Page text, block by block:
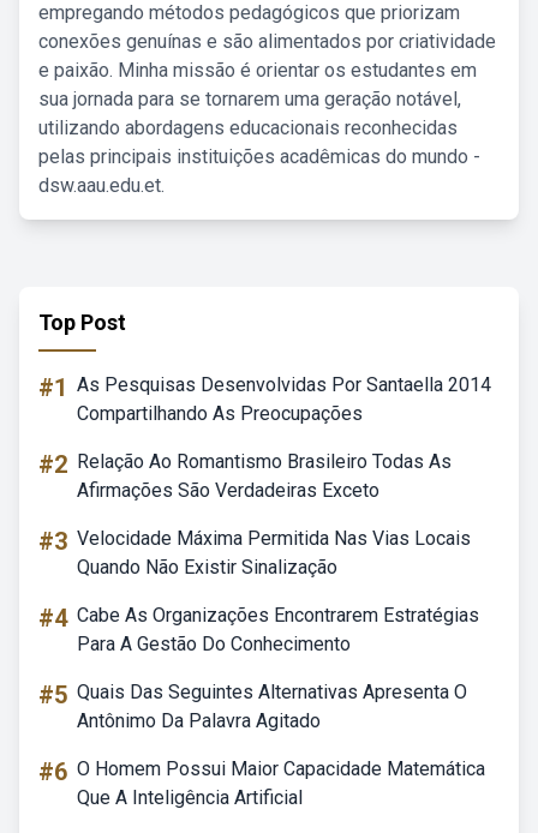
empregando métodos pedagógicos que priorizam
conexões genuínas e são alimentados por criatividade
e paixão. Minha missão é orientar os estudantes em
sua jornada para se tornarem uma geração notável,
utilizando abordagens educacionais reconhecidas
pelas principais instituições acadêmicas do mundo -
dsw.aau.edu.et.
Top Post
#1 As Pesquisas Desenvolvidas Por Santaella 2014
Compartilhando As Preocupações
#2 Relação Ao Romantismo Brasileiro Todas As
Afirmações São Verdadeiras Exceto
#3 Velocidade Máxima Permitida Nas Vias Locais
Quando Não Existir Sinalização
#4 Cabe As Organizações Encontrarem Estratégias
Para A Gestão Do Conhecimento
#5 Quais Das Seguintes Alternativas Apresenta O
Antônimo Da Palavra Agitado
#6 O Homem Possui Maior Capacidade Matemática
Que A Inteligência Artificial